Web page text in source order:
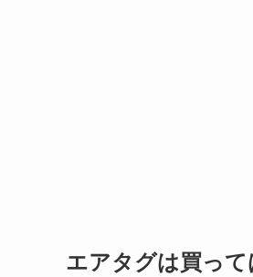
エアタグは買っ